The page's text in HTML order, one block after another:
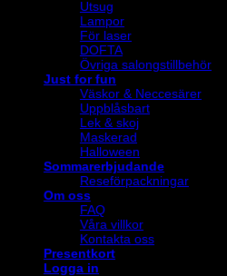
Utsug
Lampor
För laser
DOFTA
Övriga salongstillbehör
Just for fun
Väskor & Neccesärer
Uppblåsbart
Lek & skoj
Maskerad
Halloween
Sommarerbjudande
Reseförpackningar
Om oss
FAQ
Våra villkor
Kontakta oss
Presentkort
Logga in